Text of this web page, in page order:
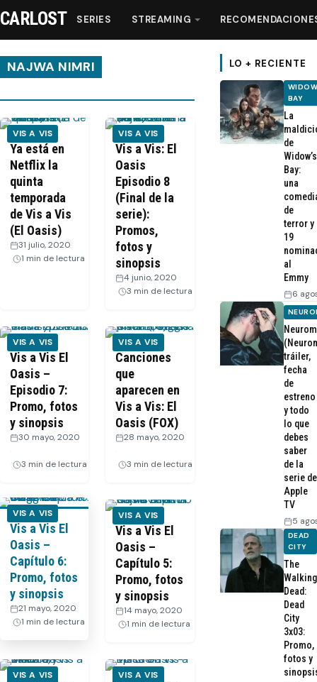
Streaming
Recomendaciones
Videos
Webisodios
CARLOST SERIES STREAMING
NAJWA NIMRI
VIS A VIS
Ya está en
Netflix la
quinta
temporada
de Vis a Vis
(El Oasis)
31 julio, 2020
1 min de lectura
VIS A VIS
Vis a Vis: El
Oasis
Episodio 8
(Final de la
serie):
Promos,
fotos y
sinopsis
4 junio, 2020
3 min de lectura
VIS A VIS
Vis a Vis El
Oasis –
Episodio 7:
Promo, fotos
y sinopsis
30 mayo, 2020
3 min de lectura
VIS A VIS
Canciones
que
aparecen en
Vis a Vis: El
Oasis (FOX)
28 mayo, 2020
3 min de lectura
VIS A VIS
Vis a Vis El
Oasis –
Capítulo 6:
Promo, fotos
y sinopsis
21 mayo, 2020
1 min de lectura
VIS A VIS
Vis a Vis El
Oasis –
Capítulo 5:
Promo, fotos
y sinopsis
14 mayo, 2020
1 min de lectura
VIS A VIS VIS A VIS
LO + RECIENTE
BAY
La
de
Widow’s
Bay:
una
de
terror y
19
al
Emmy
6
tráiler,
fecha
de
estreno
y todo
lo que
debes
saber
de la
serie de
Apple
TV
5
DEAD
CITY
The
Walking
Dead:
Dead
City
3x03:
Promo,
fotos y